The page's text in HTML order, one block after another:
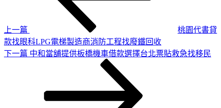
上一篇
桃園代書貸
款找眼科LPG電梯製造商消防工程找廢鐵回收
下
下一篇 中和當舖提供板橋機車借款選擇台北票貼救急找移民